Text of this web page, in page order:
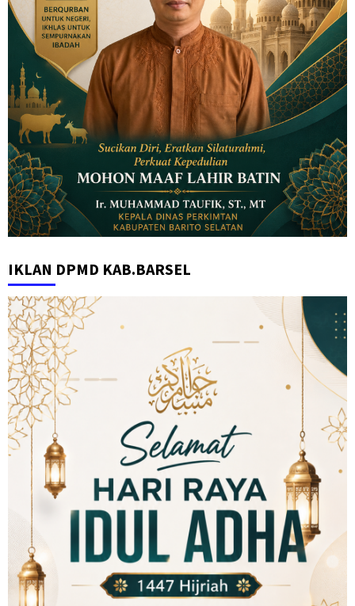
IKLAN DPMD KAB.BARSEL